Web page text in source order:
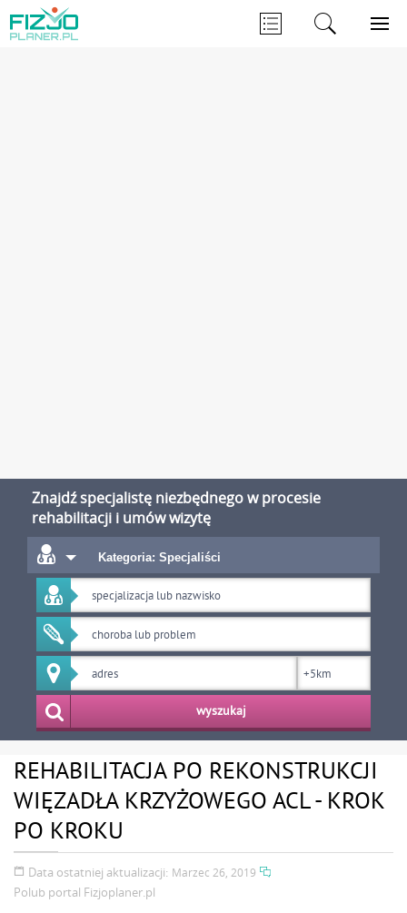
Znajdź specjalistę niezbędnego w procesie
rehabilitacji i umów wizytę
Kategoria: Specjaliści
wyszukaj
REHABILITACJA PO REKONSTRUKCJI
WIĘZADŁA KRZYŻOWEGO ACL - KROK
PO KROKU
Data ostatniej aktualizacji: Marzec 26, 2019
Polub portal Fizjoplaner.pl